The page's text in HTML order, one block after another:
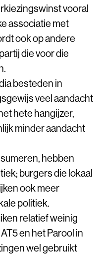
vooral
associatie met
ook op andere
die voor die
besteden in
veel aandacht
hete hangijzer,
minder aandacht
hebben
burgers die lokaal
ook meer
politiek.
relatief weinig
en het Parool in
wel gebruikt